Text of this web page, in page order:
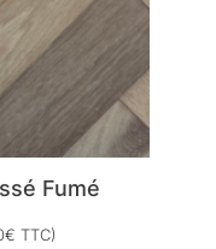
Fumé
€ TTC)